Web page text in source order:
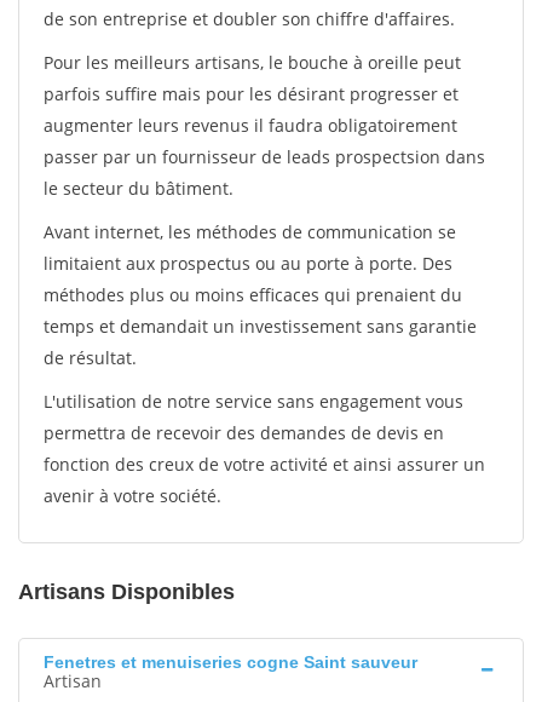
de son entreprise et doubler son chiffre d'affaires.
Pour les meilleurs artisans, le bouche à oreille peut
parfois suffire mais pour les désirant progresser et
augmenter leurs revenus il faudra obligatoirement
passer par un fournisseur de leads prospectsion dans
le secteur du bâtiment.
Avant internet, les méthodes de communication se
limitaient aux prospectus ou au porte à porte. Des
méthodes plus ou moins efficaces qui prenaient du
temps et demandait un investissement sans garantie
de résultat.
L'utilisation de notre service sans engagement vous
permettra de recevoir des demandes de devis en
fonction des creux de votre activité et ainsi assurer un
avenir à votre société.
Artisans Disponibles
Fenetres et menuiseries cogne Saint sauveur
Artisan